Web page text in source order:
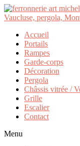
Accueil
Portails
Rampes
Garde-corps
Décoration
Pergola
Châssis vitrée /
Grille
Escalier
Contact
Menu